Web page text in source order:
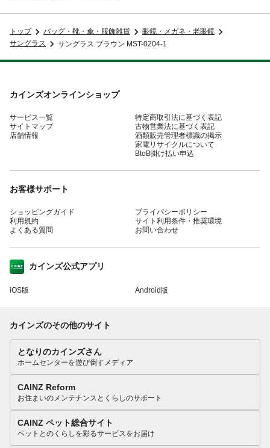
トップ バッグ・靴・傘・服飾雑貨
眼鏡・メガネ・老眼鏡
サングラス
サングラス ブラウン MST-0204-1
カインズオンラインショップ
サービス一覧
サイトマップ
店舗情報
特定商取引法に基づく表記
古物営業法に基づく表記
酒類販売管理者標識の掲示
家電リサイクルについて
BtoB掛け払い申込
お客様サポート
ショッピングガイド
利用規約
よくある質問
プライバシーポリシー
サイト利用条件・推奨環境
お問い合わせ
カインズ公式アプリ
iOS版 Android版
カインズのその他のサイト
となりのカインズさん
ホームセンターを遊び倒すメディア
CAINZ Reform
お住まいのメンテナンスとくらしのサポート
CAINZ ペット総合サイト
ペットとのくらしを彩るサービスをお届け